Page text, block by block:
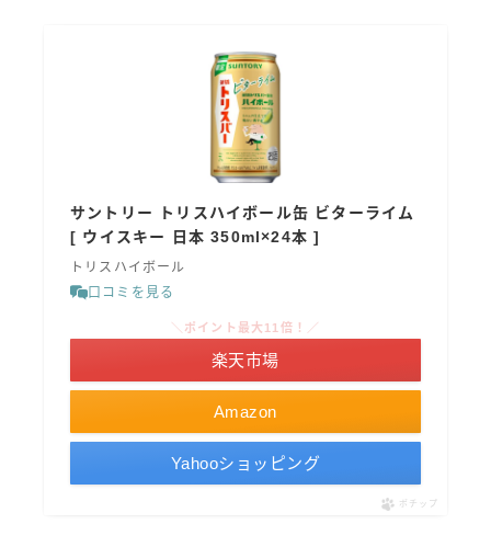
サントリー トリスハイボール缶 ビターライム
[ ウイスキー 日本 350ml×24本 ]
トリスハイボール
口コミを見る
Amazon
＼ポイント最大11倍！／
楽天市場
Yahooショッピング
ポチップ